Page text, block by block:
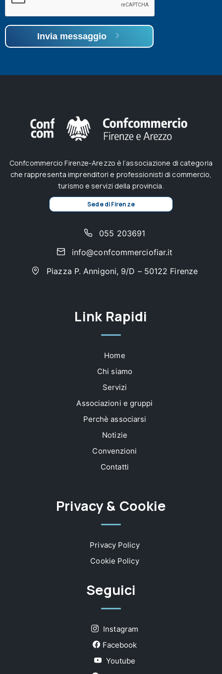
Invia messaggio
Confcommercio Firenze-Arezzo è l’associazione di categoria
che rappresenta imprenditori e professionisti di commercio,
turismo e servizi della provincia.
Sede di Firenze
055 203691
info@confcommerciofiar.it
Piazza P. Annigoni, 9/D – 50122 Firenze
Link Rapidi
Home
Chi siamo
Servizi
Associazioni e gruppi
Perchè associarsi
Notizie
Convenzioni
Contatti
Privacy & Cookie
Privacy Policy
Cookie Policy
Seguici
Instagram
Facebook
Youtube